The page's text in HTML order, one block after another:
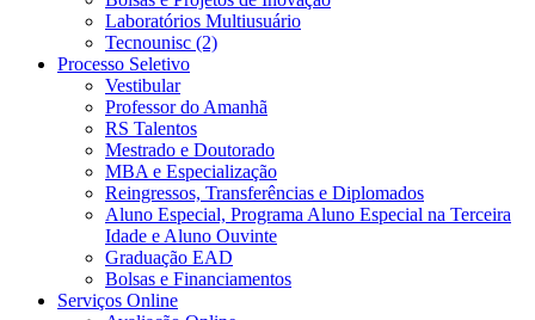
Laboratórios Multiusuário
Tecnounisc (2)
Processo Seletivo
Vestibular
Professor do Amanhã
RS Talentos
Mestrado e Doutorado
MBA e Especialização
Reingressos, Transferências e Diplomados
Aluno Especial, Programa Aluno Especial na Terceira
Idade e Aluno Ouvinte
Graduação EAD
Bolsas e Financiamentos
Serviços Online